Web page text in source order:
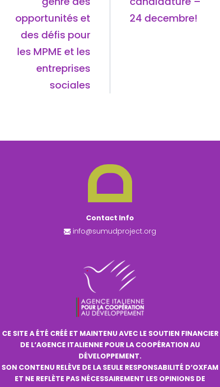
opportunités et
des défis pour
les MPME et les
entreprises
sociales
24 decembre!
Contact Info
info@sumudproject.org
CE SITE A ÉTÉ CRÉÉ ET MAINTENU AVEC LE SOUTIEN FINANCIER
DE L’AGENCE ITALIENNE POUR LA COOPÉRATION AU
DÉVELOPPEMENT.
SON CONTENU RELÈVE DE LA SEULE RESPONSABILITÉ D’OXFAM
ET NE REFLÈTE PAS NÉCESSAIREMENT LES OPINIONS DE